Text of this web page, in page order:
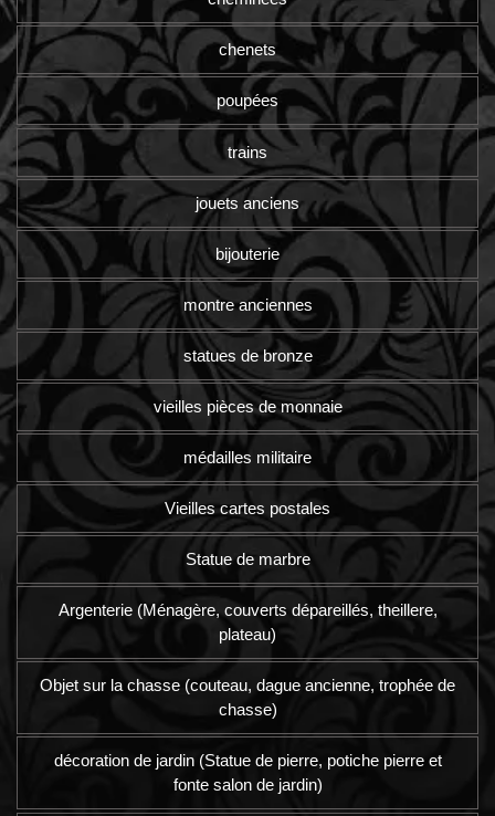
chenets
poupées
trains
jouets anciens
bijouterie
montre anciennes
statues de bronze
vieilles pièces de monnaie
médailles militaire
Vieilles cartes postales
Statue de marbre
Argenterie (Ménagère, couverts dépareillés, theillere,
plateau)
Objet sur la chasse (couteau, dague ancienne, trophée de
chasse)
décoration de jardin (Statue de pierre, potiche pierre et
fonte salon de jardin)